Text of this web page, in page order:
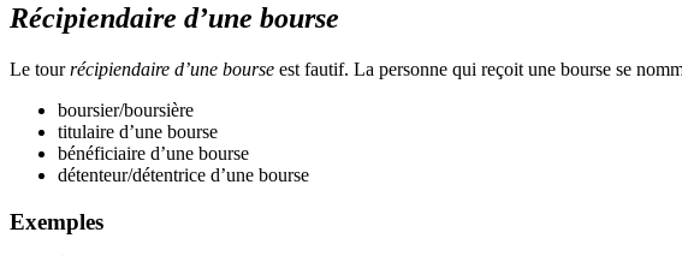
Récipiendaire d’une bourse
Le tourrécipiendaire d’une bourse est fautif. La personne qui reçoit une bourse se
boursier/boursière
titulaire d’une bourse
bénéficiaire d’une bourse
détenteur/détentrice d’une bourse
Exemples